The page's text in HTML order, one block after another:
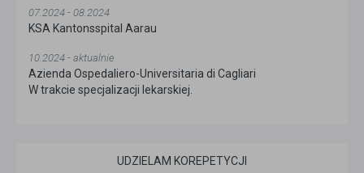
07.2024 - 08.2024
KSA Kantonsspital Aarau
10.2024 - aktualnie
Azienda Ospedaliero-Universitaria di Cagliari
W trakcie specjalizacji lekarskiej.
UDZIELAM KOREPETYCJI